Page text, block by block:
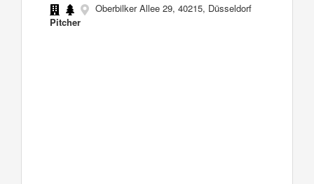
Oberbilker Allee 29, 40215, Düsseldorf
Pitcher